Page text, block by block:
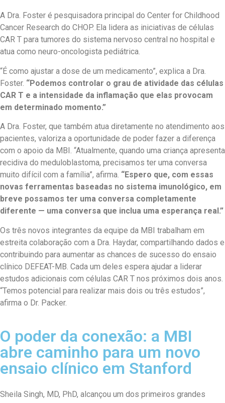
A Dra. Foster é pesquisadora principal do Center for Childhood
Cancer Research do CHOP. Ela lidera as iniciativas de células
CAR T para tumores do sistema nervoso central no hospital e
atua como neuro-oncologista pediátrica.
“É como ajustar a dose de um medicamento”, explica a Dra.
Foster. “Podemos controlar o grau de atividade das células
CAR T e a intensidade da inflamação que elas provocam
em determinado momento.”
A Dra. Foster, que também atua diretamente no atendimento aos
pacientes, valoriza a oportunidade de poder fazer a diferença
com o apoio da MBI. “Atualmente, quando uma criança apresenta
recidiva do meduloblastoma, precisamos ter uma conversa
muito difícil com a família”, afirma. “Espero que, com essas
novas ferramentas baseadas no sistema imunológico, em
breve possamos ter uma conversa completamente
diferente — uma conversa que inclua uma esperança real.”
Os três novos integrantes da equipe da MBI trabalham em
estreita colaboração com a Dra. Haydar, compartilhando dados e
contribuindo para aumentar as chances de sucesso do ensaio
clínico DEFEAT-MB. Cada um deles espera ajudar a liderar
estudos adicionais com células CAR T nos próximos dois anos.
“Temos potencial para realizar mais dois ou três estudos”,
afirma o Dr. Packer.
O poder da conexão: a MBI
abre caminho para um novo
ensaio clínico em Stanford
Sheila Singh, MD, PhD, alcançou um dos primeiros grandes